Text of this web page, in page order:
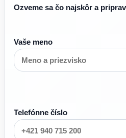
Ozveme sa čo najskôr a
Vaše meno
Telefónne číslo